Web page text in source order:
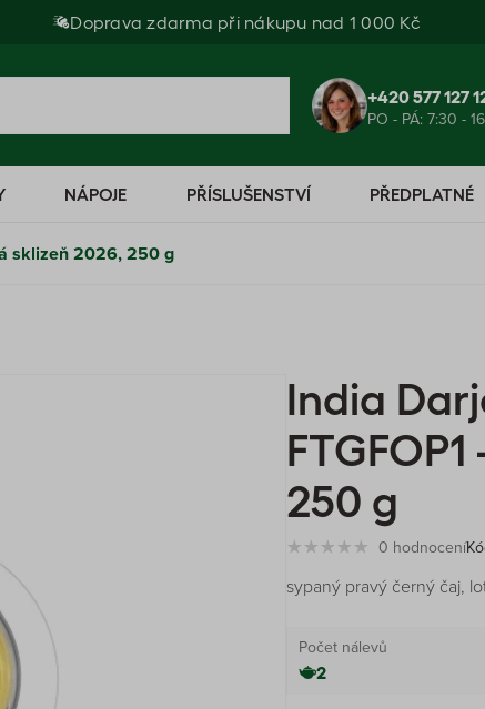
Doprava zdarma při nákupu nad 1 000 Kč
+420 577 127
PO - PÁ: 7:30 -
NÁPOJE PŘÍSLUŠENSTVÍ PŘEDPLATNÉ
sklizeň 2026, 250 g
India
250 g
0 hodnocení
sypaný pravý černý čaj,
Počet nálevů
2